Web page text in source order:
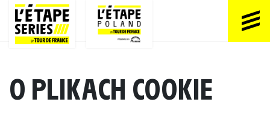
O PLIKACH COOKIE